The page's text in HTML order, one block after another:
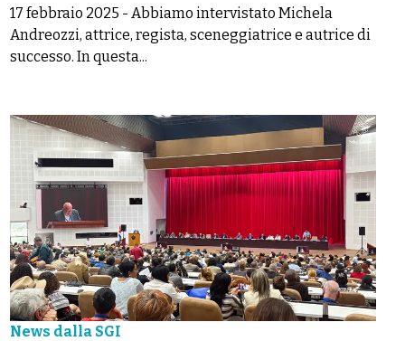
17 febbraio 2025 - Abbiamo intervistato Michela
Andreozzi, attrice, regista, sceneggiatrice e autrice di
successo. In questa...
News dalla SGI